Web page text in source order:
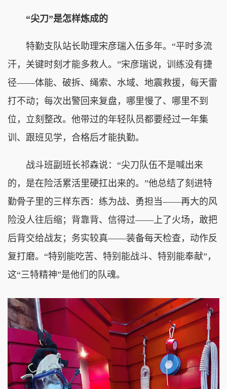
“尖刀”是怎样炼成的
特勤支队站长助理宋彦瑞入伍多年。“平时多流
汗，关键时刻才能多救人。”宋彦瑞说，训练没有捷
径——体能、破拆、绳索、水域、地震救援，每天雷
打不动；每次出警回来复盘，哪里慢了、哪里不到
位，立刻整改。他带过的年轻队员都要经过一年集
训、跟班见学，合格后才能执勤。
战斗班副班长祁森说：“尖刀队伍不是喊出来
的，是在险活累活里硬扛出来的。”他总结了刻进特
勤骨子里的三样东西：练为战、勇担当——再大的风
险没人往后缩；背靠背、信得过——上了火场，敢把
后背交给战友；务实较真——装备每天检查，动作反
复打磨。“特别能吃苦、特别能战斗、特别能奉献”，
这“三特精神”是他们的队魂。